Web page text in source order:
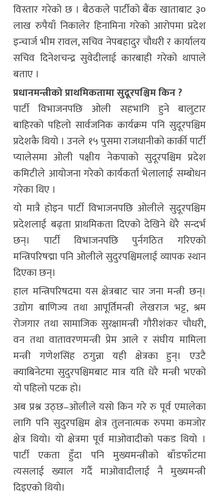
विस्तार गरेको छ । बैठकले पार्टीको बैंक खाताबाट ३०
लाख रुपैयाँ निकालेर हिनामिना गरेको आरोपमा प्रदेश
इन्चार्ज भीम रावल, सचिव नेपबहादुर चौधरी र कार्यालय
सचिव दिनेशचन्द्र सुवेदीलाई कारबाही गरेको थापाले
बताए ।
प्रधानमन्त्रीको प्राथमिकतामा सुदूरपश्चिम किन ?
पार्टी विभाजनपछि ओली सहभागि हुने बालुटार
बाहिरको पहिलो सार्वजनिक कार्यक्रम पनि सुदूरपश्चिम
प्रदेशकै थियो । उनले १५ पुसमा राजधानीको कार्की पार्टी
प्यालेसमा ओली पक्षीय नेकपाको सुदूरपश्चिम प्रदेश
कमिटीले आयोजना गरेको कार्यकर्ता भेलालाई सम्बोधन
गरेका थिए ।
यो मात्रै होइन पार्टी विभाजनपछि ओलीले सुदूरपश्चिम
प्रदेशलाई बढ्ता प्राथमिकता दिएको देखिने धेरै सन्दर्भ
छन्। पार्टी विभाजनपछि पुर्नगठित गरिएको
मन्त्रिपरिषद्मा पनि ओलीले सुदुरपश्चिमलाई व्यापक स्थान
दिएका छन्।
हाल मन्त्रिपरिषदमा यस क्षेत्रबाट चार जना मन्त्री छन्।
उद्योग बाणिज्य तथा आपूर्तिमन्त्री लेखराज भट्ट, श्रम
रोजगार तथा सामाजिक सुरक्षामन्त्री गौरीशंकर चौधरी,
वन तथा वातावरणमन्त्री प्रेम आले र संघीय मामिला
मन्त्री गणेशसिंह ठगुन्ना यही क्षेत्रका हुन्। एउटै
क्याबिनेटमा सुदुरपश्चिमबाट मात्र यति धेरै मन्त्री भएको
यो पहिलो पटक हो।
अब प्रश्न उठ्छ–ओलीले यसो किन गरे रु पूर्व एमालेका
लागि पनि सुदुरपश्चिम क्षेत्र तुलनात्मक रुपमा कमजोर
क्षेत्र थियो। यो क्षेत्रमा पूर्व माओवादीको पकड थियो ।
पार्टी एकता हुँदा पनि मुख्यमन्त्रीको बाँडफाँटमा
त्यसलाई ख्याल गर्दै माओवादीलाई नै मुख्यमन्त्री
दिइएको थियो।